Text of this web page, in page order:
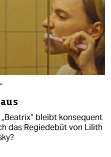
bleibt konsequent
das Regiedebüt von Lilith